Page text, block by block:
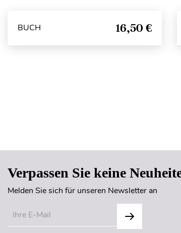
BUCH 16,50 €
Verpassen Sie keine
Melden Sie sich für unseren Newsletter an